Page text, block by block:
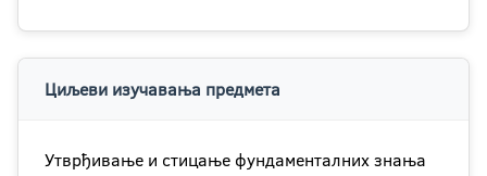
Циљеви изучавања предмета
Утврђивање и стицање фундаменталних знања